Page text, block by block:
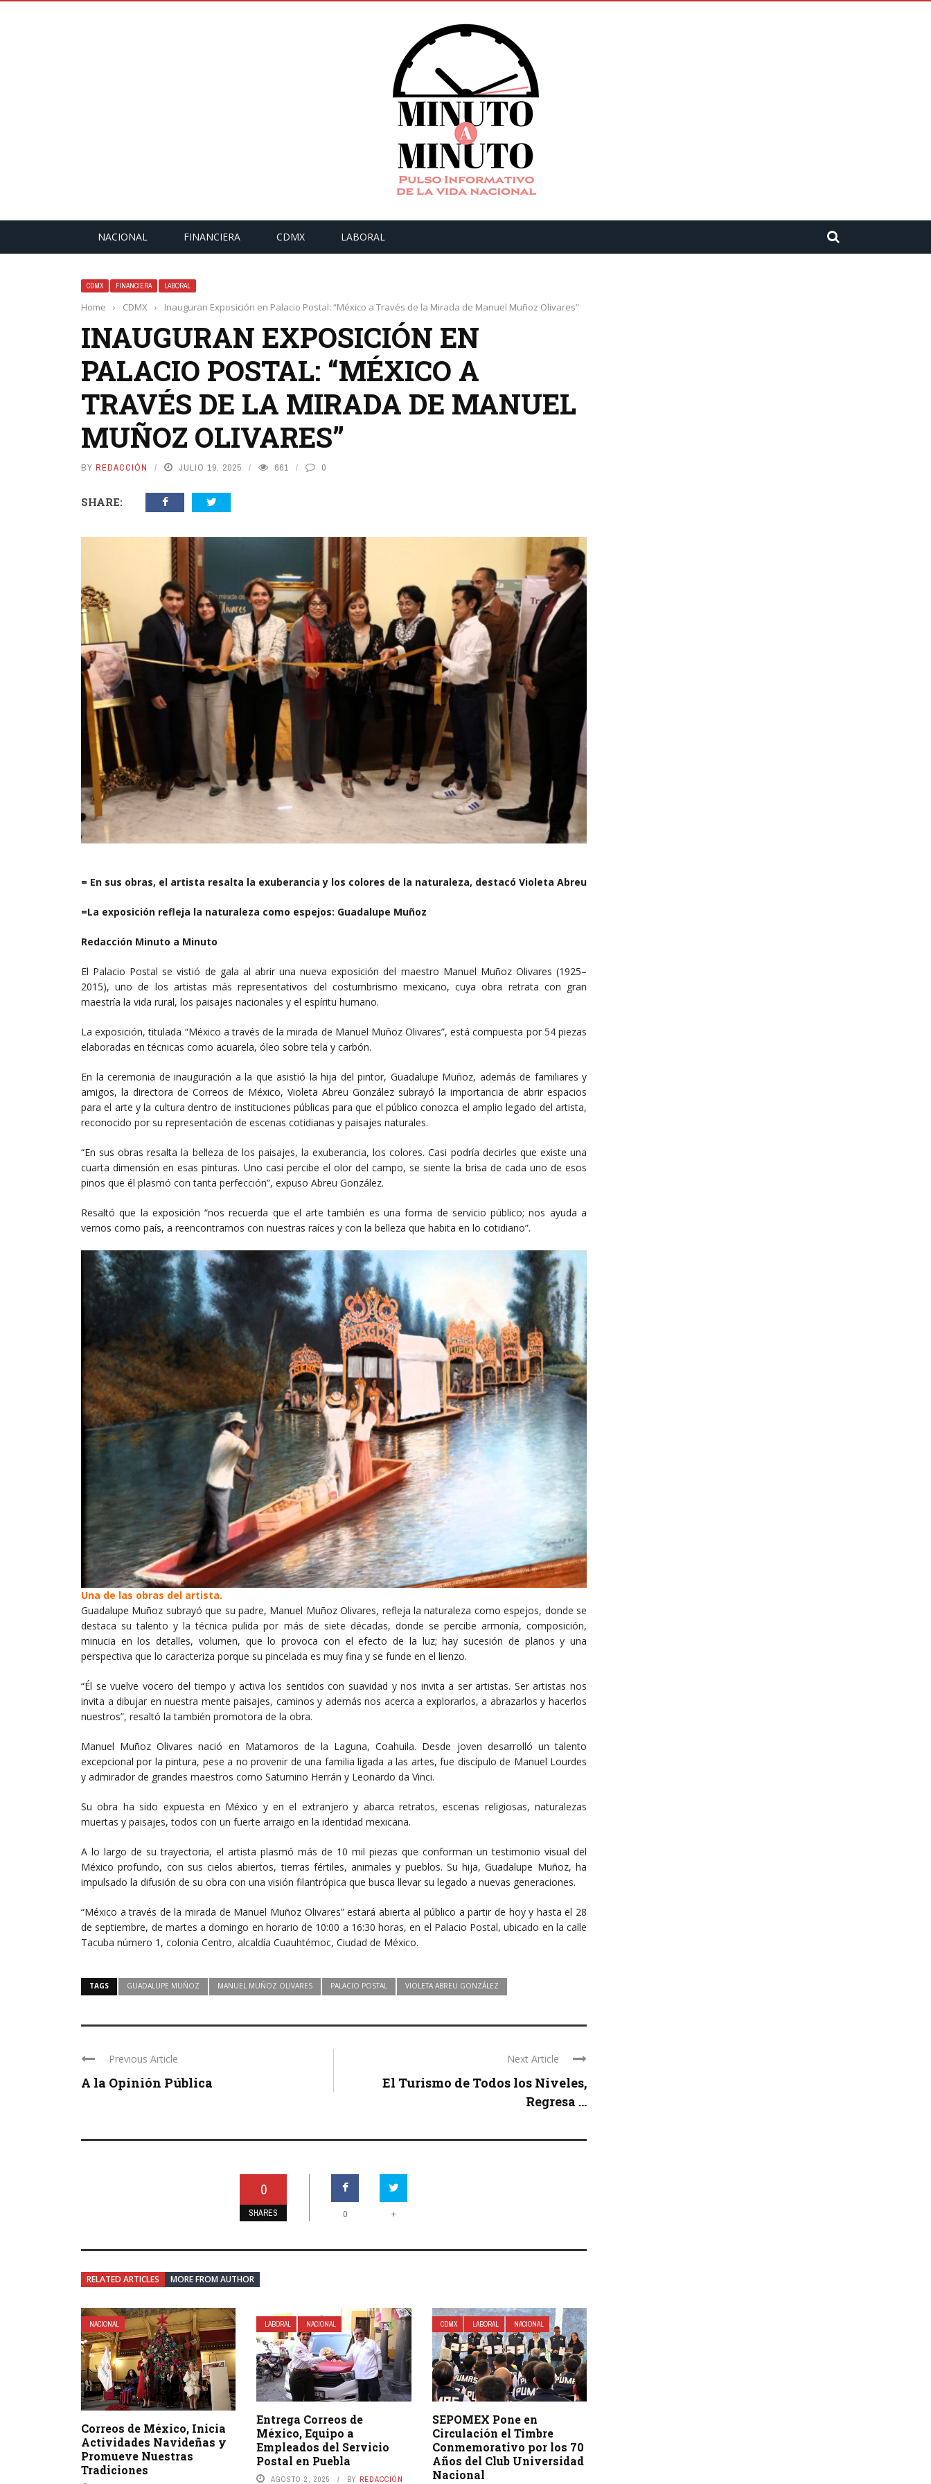
NACIONAL FINANCIERA CDMX LABORAL
CDMX FINANCIERA LABORAL
Home › CDMX › Inauguran Exposición en Palacio Postal: “México a Través de la Mirada de Manuel Muñoz Olivares”
INAUGURAN EXPOSICIÓN EN
PALACIO POSTAL: “MÉXICO A
TRAVÉS DE LA MIRADA DE MANUEL
MUÑOZ OLIVARES”
BY REDACCIÓN JULIO 19, 2025 661 0
SHARE:
= En sus obras, el artista resalta la exuberancia y los colores de la naturaleza, destacó Violeta Abreu
=La exposición refleja la naturaleza como espejos: Guadalupe Muñoz
Redacción Minuto a Minuto
El Palacio Postal se vistió de gala al abrir una nueva exposición del maestro Manuel Muñoz Olivares (1925–
2015), uno de los artistas más representativos del costumbrismo mexicano, cuya obra retrata con gran
maestría la vida rural, los paisajes nacionales y el espíritu humano.
La exposición, titulada “México a través de la mirada de Manuel Muñoz Olivares”, está compuesta por 54 piezas
elaboradas en técnicas como acuarela, óleo sobre tela y carbón.
En la ceremonia de inauguración a la que asistió la hija del pintor, Guadalupe Muñoz, además de familiares y
amigos, la directora de Correos de México, Violeta Abreu González subrayó la importancia de abrir espacios
para el arte y la cultura dentro de instituciones públicas para que el público conozca el amplio legado del artista,
reconocido por su representación de escenas cotidianas y paisajes naturales.
“En sus obras resalta la belleza de los paisajes, la exuberancia, los colores. Casi podría decirles que existe una
cuarta dimensión en esas pinturas. Uno casi percibe el olor del campo, se siente la brisa de cada uno de esos
pinos que él plasmó con tanta perfección”, expuso Abreu González.
Resaltó que la exposición “nos recuerda que el arte también es una forma de servicio público; nos ayuda a
vernos como país, a reencontrarnos con nuestras raíces y con la belleza que habita en lo cotidiano”.
Una de las obras del artista.
Guadalupe Muñoz subrayó que su padre, Manuel Muñoz Olivares, refleja la naturaleza como espejos, donde se
destaca su talento y la técnica pulida por más de siete décadas, donde se percibe armonía, composición,
minucia en los detalles, volumen, que lo provoca con el efecto de la luz; hay sucesión de planos y una
perspectiva que lo caracteriza porque su pincelada es muy fina y se funde en el lienzo.
“Él se vuelve vocero del tiempo y activa los sentidos con suavidad y nos invita a ser artistas. Ser artistas nos
invita a dibujar en nuestra mente paisajes, caminos y además nos acerca a explorarlos, a abrazarlos y hacerlos
nuestros”, resaltó la también promotora de la obra.
Manuel Muñoz Olivares nació en Matamoros de la Laguna, Coahuila. Desde joven desarrolló un talento
excepcional por la pintura, pese a no provenir de una familia ligada a las artes, fue discípulo de Manuel Lourdes
y admirador de grandes maestros como Saturnino Herrán y Leonardo da Vinci.
Su obra ha sido expuesta en México y en el extranjero y abarca retratos, escenas religiosas, naturalezas
muertas y paisajes, todos con un fuerte arraigo en la identidad mexicana.
A lo largo de su trayectoria, el artista plasmó más de 10 mil piezas que conforman un testimonio visual del
México profundo, con sus cielos abiertos, tierras fértiles, animales y pueblos. Su hija, Guadalupe Muñoz, ha
impulsado la difusión de su obra con una visión filantrópica que busca llevar su legado a nuevas generaciones.
“México a través de la mirada de Manuel Muñoz Olivares” estará abierta al público a partir de hoy y hasta el 28
de septiembre, de martes a domingo en horario de 10:00 a 16:30 horas, en el Palacio Postal, ubicado en la calle
Tacuba número 1, colonia Centro, alcaldía Cuauhtémoc, Ciudad de México.
TAGS GUADALUPE MUÑOZ MANUEL MUÑOZ OLIVARES PALACIO POSTAL VIOLETA ABREU GONZÁLEZ
Previous Article
A la Opinión Pública
Next Article
El Turismo de Todos los Niveles,
Regresa ...
0
SHARES 0 +
RELATED ARTICLES MORE FROM AUTHOR
NACIONAL
Correos de México, Inicia
Actividades Navideñas y
Promueve Nuestras
Tradiciones
LABORAL NACIONAL
Entrega Correos de
México, Equipo a
Empleados del Servicio
Postal en Puebla
AGOSTO 2, 2025 BY REDACCIÓN
CDMX LABORAL NACIONAL
SEPOMEX Pone en
Circulación el Timbre
Conmemorativo por los 70
Años del Club Universidad
Nacional